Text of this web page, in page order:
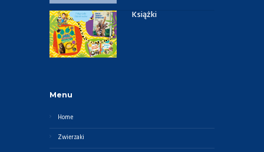
Książki
Menu
Home
Zwierzaki